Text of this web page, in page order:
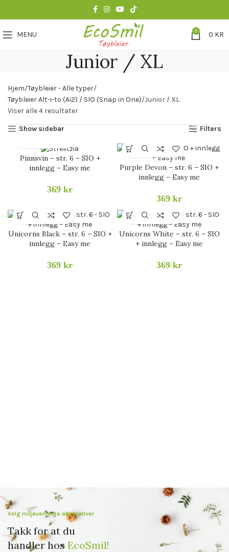
MENU 0 0 KR
Junior / XL
Hjem Tøybleier - Alle typer
Tøybleier Alt-i-to (Ai2) / SIO (Snap in One) Junior / XL
Viser alle 4 resultater
Show sidebar Filters
Pinnsvin – str. 6 – SIO +
innlegg – Easy me
369 kr
Purple Devon – str. 6 – SIO +
innlegg – Easy me
369 kr
Unicorns Black – str. 6 – SIO +
innlegg – Easy me
369 kr
Unicorns White – str. 6 – SIO
+ innlegg – Easy me
369 kr
Velg miljøvennlige alternativer
Takk for at du
handler hosEcoSmil!